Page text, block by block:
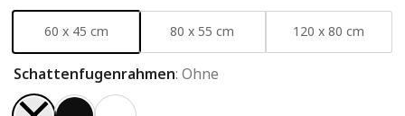
60 x 45 cm 80 x 55 cm 120 x 80 cm
Schattenfugenrahmen: Ohne